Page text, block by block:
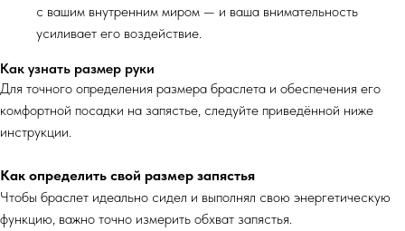
с вашим внутренним миром — и ваша внимательность
усиливает его воздействие.
Как узнать размер руки
Для точного определения размера браслета и обеспечения его
комфортной посадки на запястье, следуйте приведённой ниже
инструкции.
Как определить свой размер запястья
Чтобы браслет идеально сидел и выполнял свою энергетическую
функцию, важно точно измерить обхват запястья.